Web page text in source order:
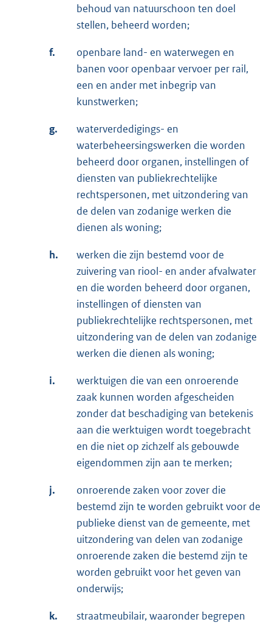
behoud van natuurschoon ten doel
stellen, beheerd worden;
f.
openbare land- en waterwegen en
banen voor openbaar vervoer per rail,
een en ander met inbegrip van
kunstwerken;
g.
waterverdedigings- en
waterbeheersingswerken die worden
beheerd door organen, instellingen of
diensten van publiekrechtelijke
rechtspersonen, met uitzondering van
de delen van zodanige werken die
dienen als woning;
h.
werken die zijn bestemd voor de
zuivering van riool- en ander afvalwater
en die worden beheerd door organen,
instellingen of diensten van
publiekrechtelijke rechtspersonen, met
uitzondering van de delen van zodanige
werken die dienen als woning;
i.
werktuigen die van een onroerende
zaak kunnen worden afgescheiden
zonder dat beschadiging van betekenis
aan die werktuigen wordt toegebracht
en die niet op zichzelf als gebouwde
eigendommen zijn aan te merken;
j.
onroerende zaken voor zover die
bestemd zijn te worden gebruikt voor de
publieke dienst van de gemeente, met
uitzondering van delen van zodanige
onroerende zaken die bestemd zijn te
worden gebruikt voor het geven van
onderwijs;
k.
straatmeubilair, waaronder begrepen